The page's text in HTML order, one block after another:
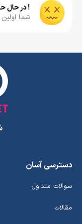
! در حال
شما
دسترسی آسان
سوالات متداول
مقالات